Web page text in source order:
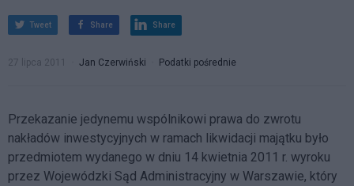
Tweet Share Share
27 lipca 2011 Jan Czerwiński Podatki pośrednie
Przekazanie jedynemu wspólnikowi prawa do zwrotu
nakładów inwestycyjnych w ramach likwidacji majątku było
przedmiotem wydanego w dniu 14 kwietnia 2011 r. wyroku
przez Wojewódzki Sąd Administracyjny w Warszawie, który